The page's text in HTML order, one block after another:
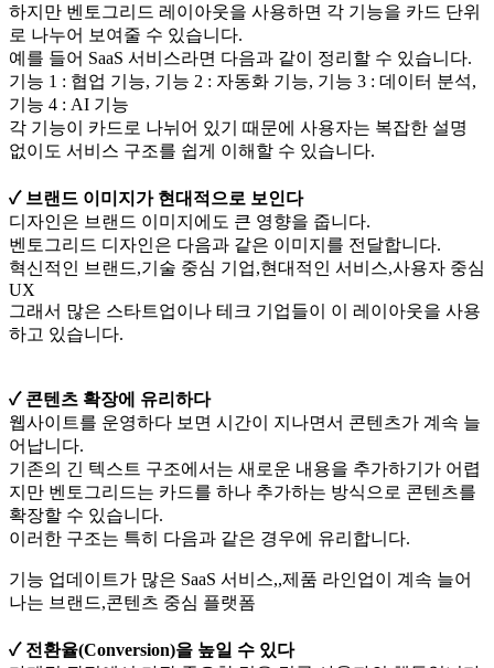
하지만 벤토그리드 레이아웃을 사용하면 각 기능을 카드 단위
로 나누어 보여줄 수 있습니다.
예를 들어 SaaS 서비스라면 다음과 같이 정리할 수 있습니다.
기능 1 : 협업 기능, 기능 2 : 자동화 기능, 기능 3 : 데이터 분석,
기능 4 : AI 기능
각 기능이 카드로 나뉘어 있기 때문에 사용자는 복잡한 설명
없이도 서비스 구조를 쉽게 이해할 수 있습니다.
✓ 브랜드 이미지가 현대적으로 보인다
디자인은 브랜드 이미지에도 큰 영향을 줍니다.
벤토그리드 디자인은 다음과 같은 이미지를 전달합니다.
혁신적인 브랜드,기술 중심 기업,현대적인 서비스,사용자 중심
UX
그래서 많은 스타트업이나 테크 기업들이 이 레이아웃을 사용
하고 있습니다.
✓ 콘텐츠 확장에 유리하다
웹사이트를 운영하다 보면 시간이 지나면서 콘텐츠가 계속 늘
어납니다.
기존의 긴 텍스트 구조에서는 새로운 내용을 추가하기가 어렵
지만 벤토그리드는 카드를 하나 추가하는 방식으로 콘텐츠를
확장할 수 있습니다.
이러한 구조는 특히 다음과 같은 경우에 유리합니다.
기능 업데이트가 많은 SaaS 서비스,,제품 라인업이 계속 늘어
나는 브랜드,콘텐츠 중심 플랫폼
✓ 전환율(Conversion)을 높일 수 있다